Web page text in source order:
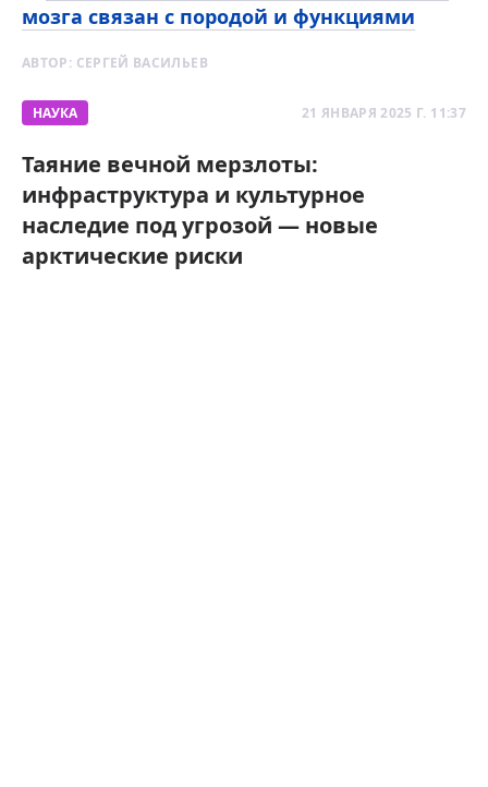
мозга связан с породой и функциями
АВТОР: СЕРГЕЙ ВАСИЛЬЕВ
НАУКА 21 ЯНВАРЯ 2025 Г. 11:37
Таяние вечной мерзлоты:
инфраструктура и культурное
наследие под угрозой — новые
арктические риски